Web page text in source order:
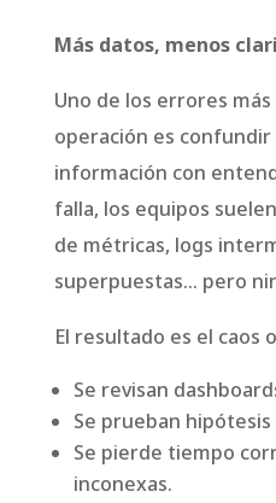
Más datos, menos
Uno de los errores
operación es
información con
falla, los equipos
de métricas, logs
superpuestas… pero
El resultado es el caos
Se revisan
Se prueban
Se pierde tiempo
inconexas.